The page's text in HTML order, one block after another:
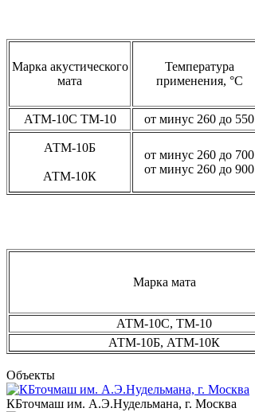
Марка акустического
мата
Температура
применения, °С
АТМ-10С ТМ-10
от минус 260 до 550
АТМ-10Б
АТМ-10К
от минус 260 до 700
от минус 260 до 900
Марка мата
АТМ-10С, ТМ-10
АТМ-10Б, АТМ-10К
Объекты
КБточмаш им. А.Э.Нудельмана, г. Москва